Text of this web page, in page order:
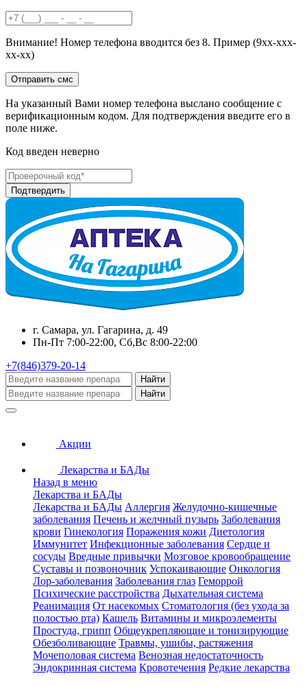
Внимание! Номер телефона вводится без 8. Пример (9хх-ххх-
хх-хх)
На указанный Вами номер телефона выслано сообщение с
верификационным кодом. Для подтверждения введите его в
поле ниже.
Код введен неверно
г. Самара, ул. Гагарина, д. 49
Пн-Пт 7:00-22:00, Сб,Вс 8:00-22:00
+7(846)379-20-14
Найти
Найти
Акции
Лекарства и БАДы
Назад в меню
Лекарства и БАДы
Лекарства и БАДы Аллергия Желудочно-кишечные
заболевания Печень и желчный пузырь Заболевания
крови Гинекология Поражения кожи Диетология
Иммунитет Инфекционные заболевания Сердце и
сосуды Вредные привычки Мозговое кровообращение
Суставы и позвоночник Успокаивающие Онкология
Лор-заболевания Заболевания глаз Геморрой
Психические расстройства Дыхательная система
Реанимация От насекомых Стоматология (без ухода за
полостью рта) Кашель Витамины и микроэлементы
Простуда, грипп Общеукрепляющие и тонизирующие
Обезболивающие Травмы, ушибы, растяжения
Мочеполовая система Венозная недостаточность
Эндокринная система Кровотечения Редкие лекарства